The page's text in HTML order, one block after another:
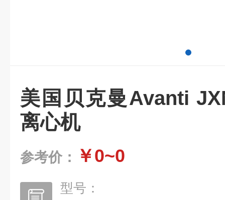
美国贝克曼Avanti
离心机
参考价： ￥0~0
型号：